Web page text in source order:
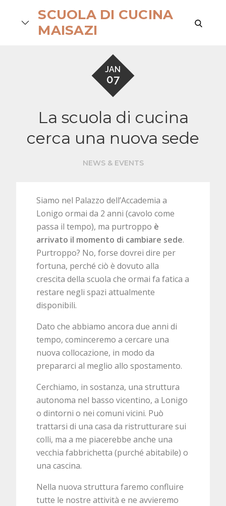
SCUOLA DI CUCINA
MAISAZI
search
JAN
07
La scuola di cucina
cerca una nuova sede
NEWS & EVENTS
Siamo nel Palazzo dell’Accademia a
Lonigo ormai da 2 anni (cavolo come
passa il tempo), ma purtroppo è
arrivato il momento di cambiare sede.
Purtroppo? No, forse dovrei dire per
fortuna, perché ciò è dovuto alla
crescita della scuola che ormai fa fatica a
restare negli spazi attualmente
disponibili.
Dato che abbiamo ancora due anni di
tempo, cominceremo a cercare una
nuova collocazione, in modo da
prepararci al meglio allo spostamento.
Cerchiamo, in sostanza, una struttura
autonoma nel basso vicentino, a Lonigo
o dintorni o nei comuni vicini. Può
trattarsi di una casa da ristrutturare sui
colli, ma a me piacerebbe anche una
vecchia fabbrichetta (purché abitabile) o
una cascina.
Nella nuova struttura faremo confluire
tutte le nostre attività e ne avvieremo